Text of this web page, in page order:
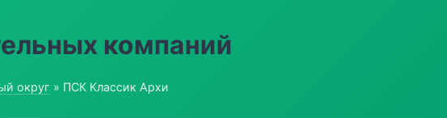
компаний
округ » ПСК Классик Архи